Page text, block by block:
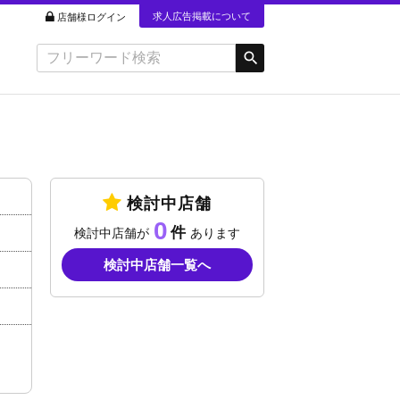
店舗様ログイン 求人広告掲載について
検討中店舗
検討中店舗が 0 あります
検討中店舗一覧へ